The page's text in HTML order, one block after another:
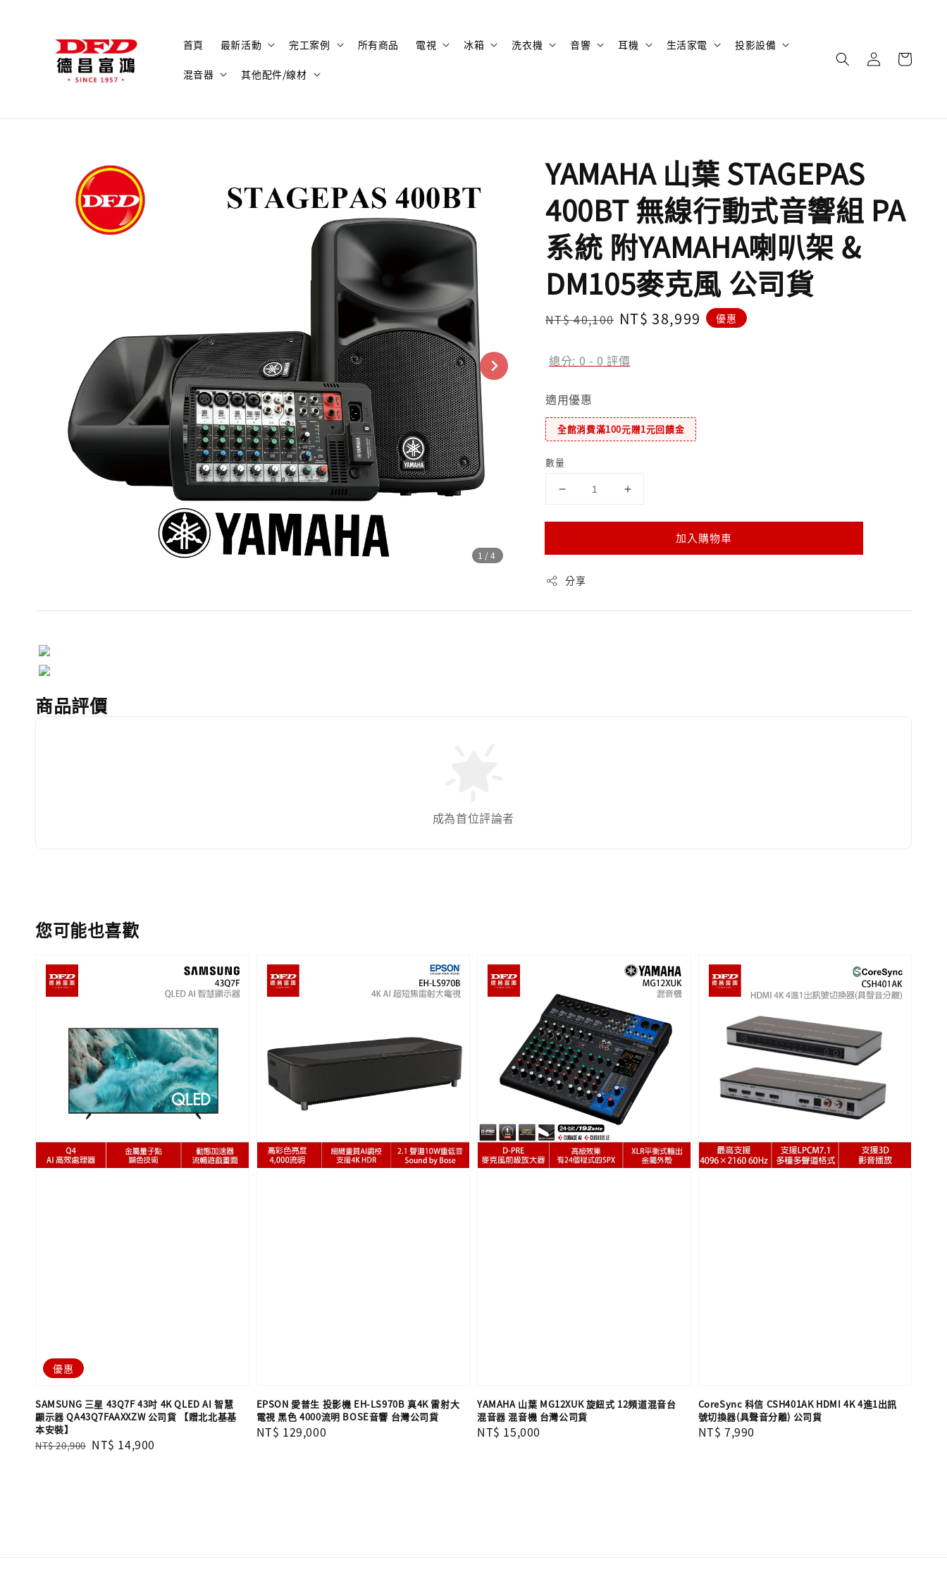
首頁 最新活動 完工案例 所有商品 電視 冰箱 洗衣機 音響 耳機 生活家電 投影設備
混音器 其他配件/線材
1 /4
YAMAHA 山葉 STAGEPAS
400BT 無線行動式音響組 PA
系統 附YAMAHA喇叭架 &
DM105麥克風 公司貨
Regular
NT$ 40,100 Sale
NT$ 38,999 優惠
總分: 0 - 0 評價
適用優惠
全館消費滿100元贈1元回饋金
數量
加入購物車
分享
商品評價
成為首位評論者
您可能也喜歡
優惠
SAMSUNG 三星 43Q7F 43吋 4K QLED AI 智慧
顯示器 QA43Q7FAAXXZW 公司貨 【贈北北基基
本安裝】
Regular
NT$ 20,900 Sale
NT$ 14,900
EPSON 愛普生 投影機 EH-LS970B 真4K 雷射大
電視 黑色 4000流明 BOSE音響 台灣公司貨
Regular
NT$ 129,000
YAMAHA 山葉 MG12XUK 旋鈕式 12頻道混音台
混音器 混音機 台灣公司貨
Regular
NT$ 15,000
CoreSync 科信 CSH401AK HDMI 4K 4進1出訊
號切換器(具聲音分離) 公司貨
Regular
NT$ 7,990